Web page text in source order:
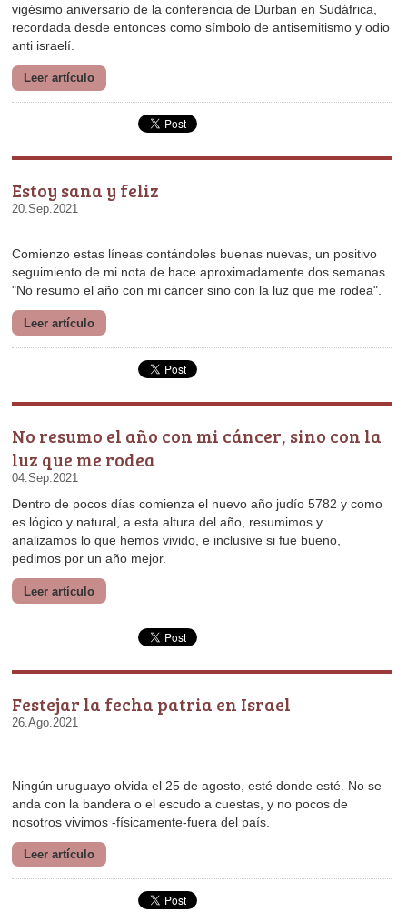
anti israelí.
Leer artículo
Estoy sana y feliz
20.Sep.2021
"No resumo el año con mi cáncer sino con la luz que me rodea".
Leer artículo
luz que me rodea
04.Sep.2021
pedimos por un año mejor.
Leer artículo
Festejar la fecha patria en Israel
26.Ago.2021
nosotros vivimos -físicamente-fuera del país.
Leer artículo